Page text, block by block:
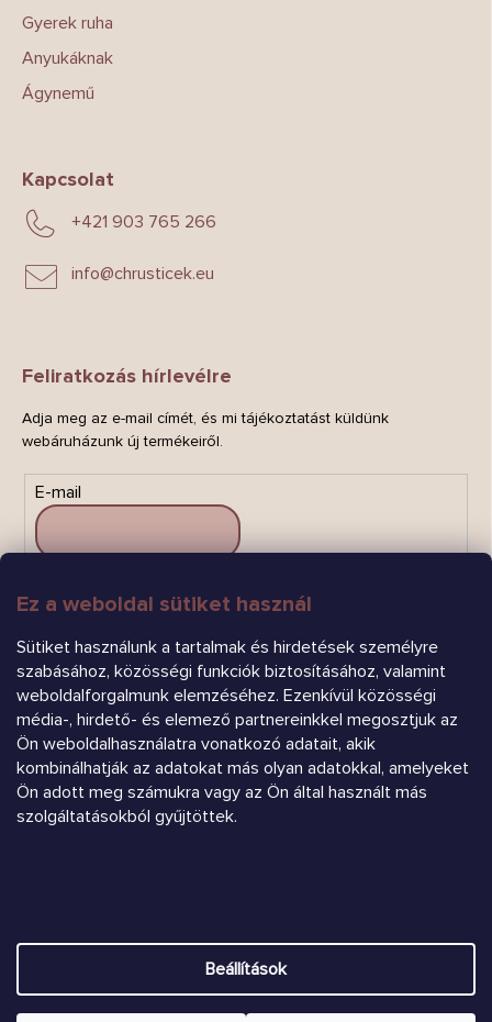
Ez a weboldal sütiket használ
Sütiket használunk a tartalmak és hirdetések személyre
szabásához, közösségi funkciók biztosításához, valamint
weboldalforgalmunk elemzéséhez. Ezenkívül közösségi
média-, hirdető- és elemező partnereinkkel megosztjuk az
Ön weboldalhasználatra vonatkozó adatait, akik
kombinálhatják az adatokat más olyan adatokkal, amelyeket
Ön adott meg számukra vagy az Ön által használt más
szolgáltatásokból gyűjtöttek.
Beállítások
Gyerek ruha
Anyukáknak
Ágynemű
Kapcsolat
info@chrusticek.eu
+421 903 765 266
Feliratkozás hírlevélre
Adja meg az e-mail címét, és mi tájékoztatást küldünk
webáruházunk új termékeiről.
E-mail
FELIRATKOZÁS
Árukereső.hu
Shoptet készítette
Copyright 2026Chrústiček.eu. Minden jog fenntartva.Süti
beállítások szerkesztése